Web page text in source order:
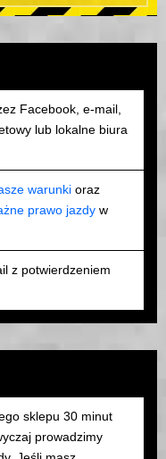
Facebook, e-mail,
lub lokalne biura
warunki oraz
prawo jazdy w
z potwierdzeniem
sklepu 30 minut
prowadzimy